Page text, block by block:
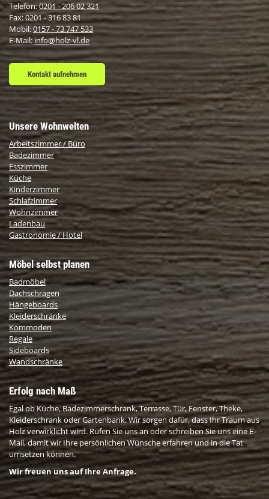
Telefon:0201 - 206 02 321
Fax: 0201 - 316 83 81
Mobil:0157 - 73 747 533
E-Mail:info@holz-vl.de
Kontakt aufnehmen
Unsere Wohnwelten
Arbeitszimmer / Büro
Badezimmer
Esszimmer
Küche
Kinderzimmer
Schlafzimmer
Wohnzimmer
Ladenbau
Gastronomie / Hotel
Möbel selbst planen
Badmöbel
Dachschrägen
Hängeboards
Kleiderschränke
Kommoden
Regale
Sideboards
Wandschränke
Erfolg nach Maß
Egal ob Küche, Badezimmerschrank, Terrasse, Tür, Fenster, Theke,
Kleiderschrank oder Gartenbank. Wir sorgen dafür, dass Ihr Traum aus
Holz verwirklicht wird. Rufen Sie uns an oder schreiben Sie uns eine E-
Mail, damit wir Ihre persönlichen Wünsche erfahren und in die Tat
umsetzen können.
Wir freuen uns auf Ihre Anfrage.